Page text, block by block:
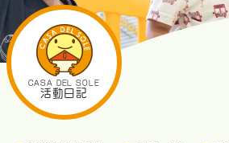
CASA DEL SOLE
活動日記